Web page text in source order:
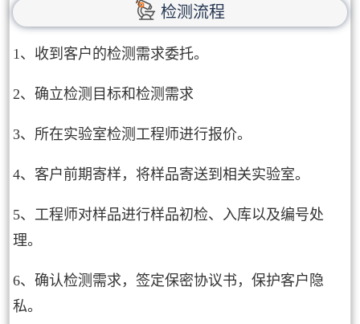
检测流程
1、收到客户的检测需求委托。
2、确立检测目标和检测需求
3、所在实验室检测工程师进行报价。
4、客户前期寄样，将样品寄送到相关实验室。
5、工程师对样品进行样品初检、入库以及编号处
理。
6、确认检测需求，签定保密协议书，保护客户隐
私。